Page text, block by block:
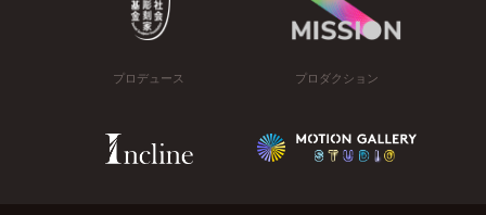
プロデュース プロダクション